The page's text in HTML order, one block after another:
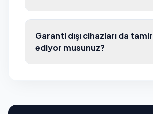
Garanti dışı cihazları da tamir
ediyor musunuz?